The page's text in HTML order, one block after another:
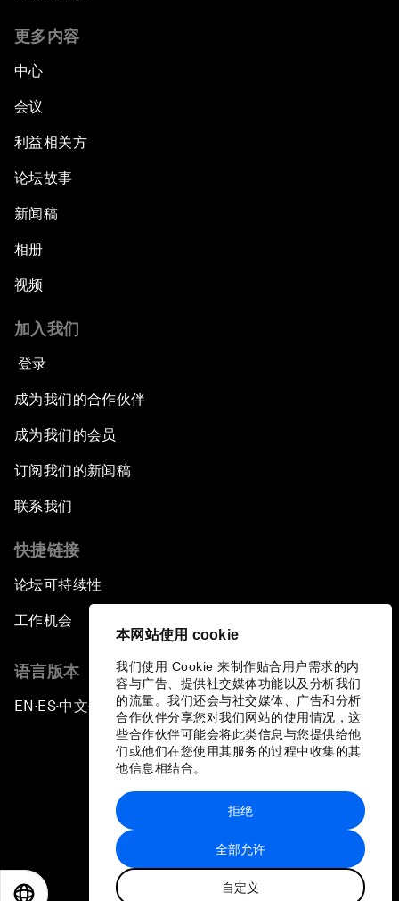
本网站使用 cookie
我们使用 Cookie 来制作贴合用户需求的内
容与广告、提供社交媒体功能以及分析我们
的流量。我们还会与社交媒体、广告和分析
合作伙伴分享您对我们网站的使用情况，这
些合作伙伴可能会将此类信息与您提供给他
们或他们在您使用其服务的过程中收集的其
他信息相结合。
全部允许
自定义
拒绝
更多内容
中心
会议
利益相关方
论坛故事
新闻稿
相册
视频
加入我们
登录
成为我们的合作伙伴
成为我们的会员
订阅我们的新闻稿
联系我们
快捷链接
论坛可持续性
工作机会
语言版本
EN ▪ ES▪中文▪ 日本語
站点地图
世界经济论坛